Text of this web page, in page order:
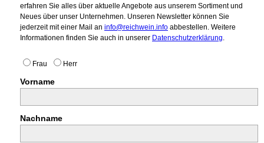
erfahren Sie alles über aktuelle Angebote aus unserem Sortiment und
Neues über unser Unternehmen. Unseren Newsletter können Sie
jederzeit mit einer Mail an info@reichwein.info abbestellen. Weitere
Informationen finden Sie auch in unserer Datenschutzerklärung
Frau Herr
Vorname
Nachname